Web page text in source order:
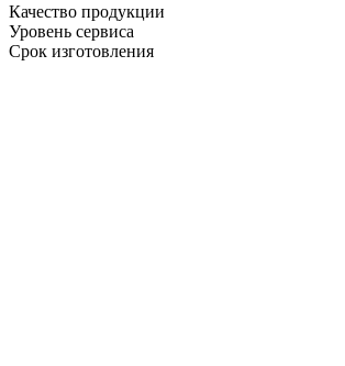
Качество продукции
Уровень сервиса
Срок изготовления